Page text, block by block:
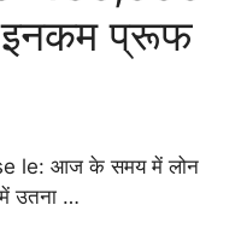
इनकम प्रूफ
le: आज के समय में लोन
उतना …